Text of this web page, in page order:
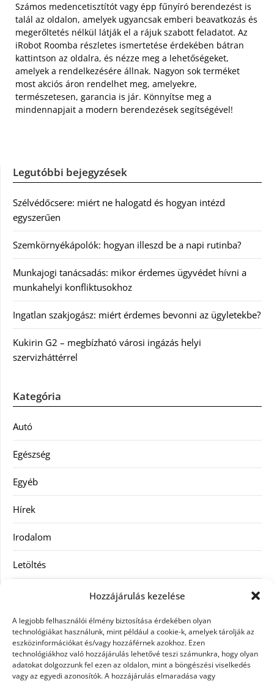
Hozzájárulás kezelése
A legjobb felhasználói élmény biztosítása érdekében olyan
technológiákat használunk, mint például a cookie-k, amelyek tárolják az
eszközinformációkat és/vagy hozzáférnek azokhoz. Ezen
technológiákhoz való hozzájárulás lehetővé teszi számunkra, hogy olyan
adatokat dolgozzunk fel ezen az oldalon, mint a böngészési viselkedés
vagy az egyedi azonosítók. A hozzájárulás elmaradása vagy
Számos medencetisztítót vagy épp fűnyíró berendezést is
talál az oldalon, amelyek ugyancsak emberi beavatkozás és
megerőltetés nélkül látják el a rájuk szabott feladatot. Az
iRobot Roomba részletes ismertetése érdekében bátran
kattintson az oldalra, és nézze meg a lehetőségeket,
amelyek a rendelkezésére állnak. Nagyon sok terméket
most akciós áron rendelhet meg, amelyekre,
természetesen, garancia is jár. Könnyítse meg a
mindennapjait a modern berendezések segítségével!
Legutóbbi bejegyzések
Szélvédőcsere: miért ne halogatd és hogyan intézd
egyszerűen
Szemkörnyékápolók: hogyan illeszd be a napi rutinba?
Munkajogi tanácsadás: mikor érdemes ügyvédet hívni a
munkahelyi konfliktusokhoz
Ingatlan szakjogász: miért érdemes bevonni az ügyletekbe?
Kukirin G2 – megbízható városi ingázás helyi
szervizháttérrel
Kategória
Autó
Egészség
Egyéb
Hírek
Irodalom
Letöltés
SEO
Szolgáltatás
Szórakozás